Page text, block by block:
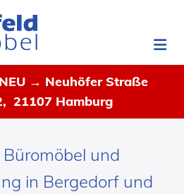
→ Neuhöfer Straße
21107 Hamburg
und
in Bergedorf und